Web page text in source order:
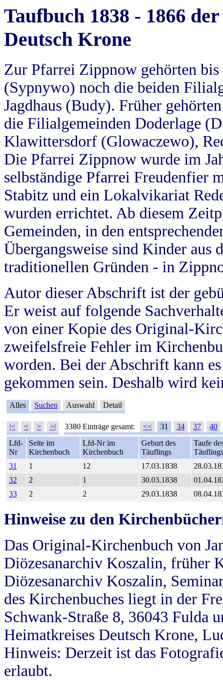
Taufbuch 1838 - 1866
Deutsch Krone
Zur Pfarrei Zippnow gehörten
(Sypnywo) noch die beiden
Jagdhaus (Budy). Früher
die Filialgemeinden Doderlage
Klawittersdorf (Glowaczewo),
Die Pfarrei Zippnow wurde im
selbständige Pfarrei Freudenfier
Stabitz und ein Lokalvikariat
wurden errichtet. Ab diesem
Gemeinden, in den
Übergangsweise sind Kinder aus
traditionellen Gründen - in
Autor dieser Abschrift ist der
Er weist auf folgende
von einer Kopie des Original-
zweifelsfreie Fehler im
worden. Bei der Abschrift kann
gekommen sein. Deshalb wird
Alles Suchen Auswahl Detail
|< < > >| 3380 Einträge gesamt: << 31 34 37
40
Lfd-
Nr
Seite im
Kirchenbuch
Lfd-Nr im
Kirchenbuch
Geburt des
Täuflings
Taufe
Täuflings
31
1 12 17.03.1838
32
2 1 30.03.1838
33
2 2 29.03.1838
Hinweise zu den
Das Original-Kirchenbuch von
Diözesanarchiv Koszalin, früher
Diözesanarchiv Koszalin,
des Kirchenbuches liegt in der
Schwank-Straße 8, 36043 Fulda
Heimatkreises Deutsch Krone,
Hinweis: Derzeit ist das
erlaubt.